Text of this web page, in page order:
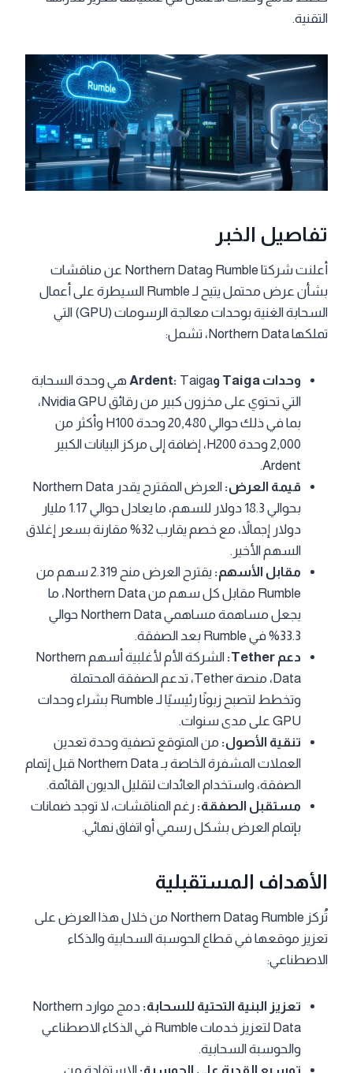
التقنية.
تفاصيل الخبر
أعلنت شركتا Rumble وNorthern Data عن مناقشات
بشأن عرض محتمل يتيح لـ Rumble السيطرة على أعمال
السحابة الغنية بوحدات معالجة الرسومات (GPU) التي
تملكها Northern Data، تشمل:
وحدات Taiga وArdent:
Taiga هي وحدة السحابة
التي تحتوي على مخزون كبير من رقائق Nvidia GPU،
بما في ذلك حوالي 20,480 وحدة H100 وأكثر من
2,000 وحدة H200، إضافة إلى مركز البيانات الكبير
Ardent.
قيمة العرض:
العرض المقترح يقدر Northern Data
بحوالي 18.3 دولار للسهم، ما يعادل حوالي 1.17 مليار
دولار إجمالاً، مع خصم يقارب 32% مقارنة بسعر إغلاق
السهم الأخير.
مقابل الأسهم:
يقترح العرض منح 2.319 سهم من
Rumble مقابل كل سهم من Northern Data، ما
يجعل مساهمة مساهمي Northern Data حوالي
33.3% في Rumble بعد الصفقة.
دعم Tether:
الشركة الأم لأغلبية أسهم Northern
Data، منصة Tether، تدعم الصفقة المحتملة
وتخطط لتصبح زبونًا رئيسيًا لـ Rumble بشراء وحدات
GPU على مدى سنوات.
تنقية الأصول: من المتوقع تصفية وحدة تعدين
العملات المشفرة الخاصة بـ Northern Data قبل إتمام
الصفقة، واستخدام العائدات لتقليل الديون القائمة.
مستقبل الصفقة: رغم المناقشات، لا توجد ضمانات
بإتمام العرض بشكل رسمي أو اتفاق نهائي.
الأهداف المستقبلية
تُركز Rumble وNorthern Data من خلال هذا العرض على
تعزيز موقعها في قطاع الحوسبة السحابية والذكاء
الاصطناعي:
تعزيز البنية التحتية للسحابة:
دمج موارد Northern
Data لتعزيز خدمات Rumble في الذكاء الاصطناعي
والحوسبة السحابية.
توسيع القدرة على الحوسبة: الاستفادة من